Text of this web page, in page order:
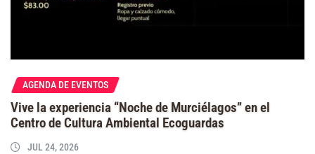
AGENDA DE EVENTOS
Vive la experiencia “Noche de Murciélagos” en el
Centro de Cultura Ambiental Ecoguardas
JUL 24, 2026